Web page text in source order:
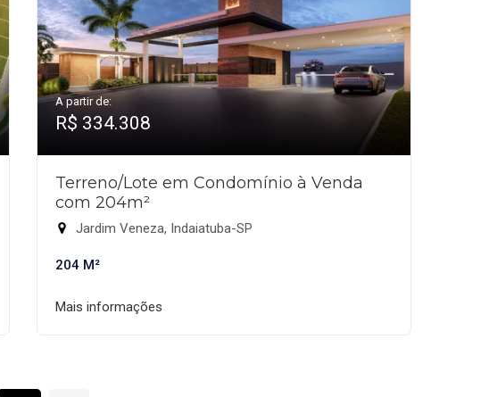
A partir de:
R$ 334.308
Terreno/Lote em Condomínio à Venda
com 204m²
Jardim Veneza, Indaiatuba-SP
204 M²
Mais informações